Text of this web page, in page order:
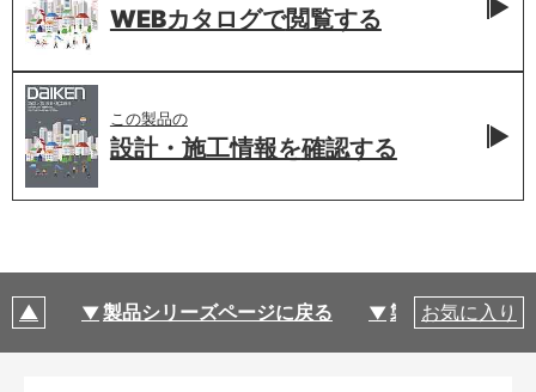
WEBカタログで閲覧する
この製品の
設計・施工情報を確認する
製品シリーズページに戻る 製品仕様
お気に入り